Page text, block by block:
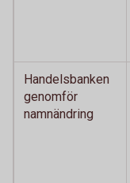
Handelsbanken
genomför
namnändring